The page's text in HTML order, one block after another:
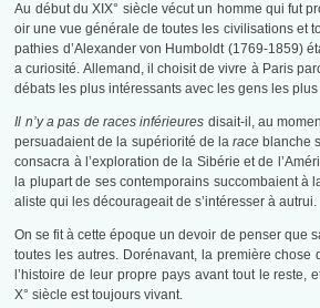
Au début du XIX° siècle vécut un homme qui fut
oir une vue générale de toutes les civilisations et
pathies d’Alexander von Humboldt (1769-1859)
a curiosité. Allemand, il choisit de vivre à Paris
débats les plus intéressants avec les gens les
Il n’y a pas de races inférieures disait-il, au
persuadaient de la supériorité de la raceblanche
consacra à l’exploration de la Sibérie et de
la plupart de ses contemporains succombaient à
aliste qui les décourageait de s’intéresser à autrui.
On se fit à cette époque un devoir de penser que
toutes les autres. Dorénavant, la première chose
l’histoire de leur propre pays avant tout le reste,
X° siècle est toujours vivant.